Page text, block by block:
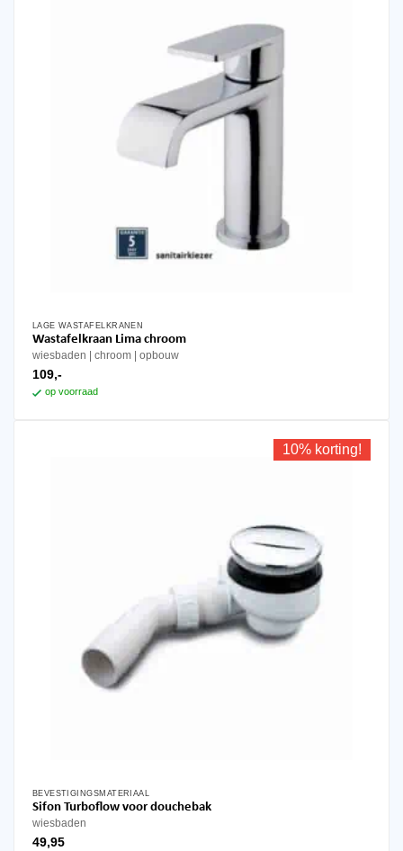
LAGE WASTAFELKRANEN
Wastafelkraan Lima chroom
wiesbaden chroom opbouw
109,-
op voorraad
10% korting!
BEVESTIGINGSMATERIAAL
Sifon Turboflow voor douchebak
wiesbaden
49,95